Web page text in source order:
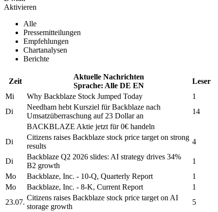
Aktivieren
Alle
Pressemitteilungen
Empfehlungen
Chartanalysen
Berichte
Zeit
Aktuelle Nachrichten
Sprache: Alle DE EN
Leser
Mi
Why Backblaze Stock Jumped Today
1
Di
Needham hebt Kursziel fürBackblaze nach
Umsatzüberraschung auf 23 Dollar an
14
BACKBLAZE Aktie jetzt für 0€ handeln
Di
Citizens raises Backblaze stock price target on strong
results
4
Di
Backblaze Q2 2026 slides: AI strategy drives 34%
B2 growth
1
Mo
Backblaze, Inc. - 10-Q, Quarterly Report
1
Mo
Backblaze, Inc. - 8-K, Current Report
1
23.07.
Citizens raises Backblaze stock price target on AI
storage growth
5